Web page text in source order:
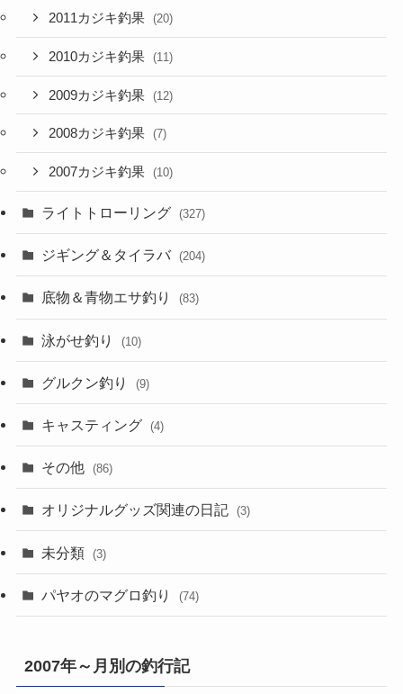
2011カジキ釣果 (20)
2010カジキ釣果 (11)
2009カジキ釣果 (12)
2008カジキ釣果 (7)
2007カジキ釣果 (10)
ライトトローリング (327)
ジギング＆タイラバ (204)
底物＆青物エサ釣り (83)
泳がせ釣り (10)
グルクン釣り (9)
キャスティング (4)
その他 (86)
オリジナルグッズ関連の日記 (3)
未分類 (3)
パヤオのマグロ釣り (74)
2007年～月別の釣行記